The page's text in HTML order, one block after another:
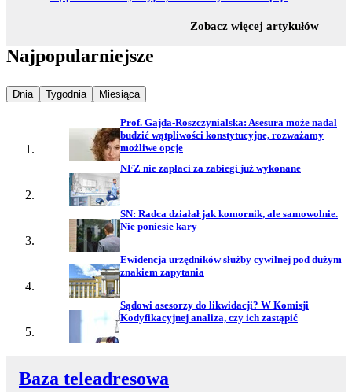
Zobacz więcej artykułów
Najpopularniejsze
Najpopularniejsze wiadomości z
Dnia Najpopularniejsze wiadomości z
Tygodnia Najpopularniejsze wiadomości z
Miesiąca
Prof. Gajda-Roszczynialska: Asesura może nadal
budzić wątpliwości konstytucyjne, rozważamy
możliwe opcje
NFZ nie zapłaci za zabiegi już wykonane
SN: Radca działał jak komornik, ale samowolnie.
Nie poniesie kary
Ewidencja urzędników służby cywilnej pod dużym
znakiem zapytania
Sądowi asesorzy do likwidacji? W Komisji
Kodyfikacyjnej analiza, czy ich zastąpić
Baza teleadresowa